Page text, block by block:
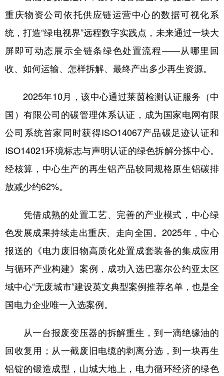
重庆物资公司依托供应链运营中心的数据可视化系
统，打造“绿电视界”远程数字实践点，未来通过一块大
屏即可动态展示全链条绿色处置流程——从哪里回
收、如何运输、怎样拆解、最终产出多少再生资源。
2025年10月，该中心通过莱茵检测认证服务（中
国）有限公司的碳管理体系认证，成为国家电网有限
公司系统首家同时获得ISO14067产品碳足迹认证和
ISO14021环境标志与声明认证的绿色拆解分拣中心。
经核算，中心生产的再生铝产品较同规格原生铝碳排
放减少约62%。
凭借成熟的处置工艺、完善的产业模式，中心绿
色发展成果持续走出重庆、走向全国。2025年，中心
报送的《电力废旧物高质化处置成套装备的集成应用
与循环产业构建》案例，成功入选巴塞尔公约亚太区
域中心“无废城市”建设英文典型案例推荐名单，也是全
国电力企业唯一入选案例。
从一台报废变压器的拆解重生，到一滴绝缘油的
回收复用；从一截废旧电缆的剥离分选，到一块再生
铝锭的锻造成型，山城大地上，电力循环经济的绿色